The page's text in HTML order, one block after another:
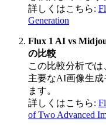
詳しくはこちら:
Generation
Flux 1 AI vs
の比較
この比較分析では
主要なAI画像生
ます。
詳しくはこちら:
of Two Advanced